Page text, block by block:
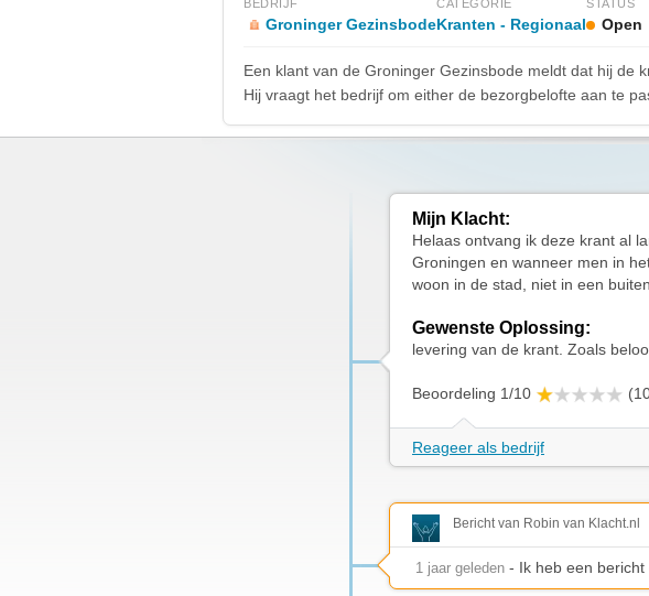
BEDRIJF
Groninger Gezinsbode
CATEGORIE
Kranten - Regionaal
STATUS
Open
Een klant van de Groninger Gezinsbode meldt dat hij de
Hij vraagt het bedrijf om either de bezorgbelofte aan te
Mijn Klacht:
Helaas ontvang ik deze krant al
Groningen en wanneer men in
woon in de stad, niet in een
Gewenste Oplossing:
levering van de krant. Zoals
Beoordeling 1/10
Reageer als bedrijf
Bericht van Robin van Klacht.nl
1 jaar geleden - Ik heb een